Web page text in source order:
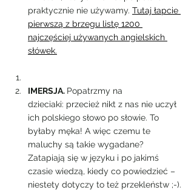
praktycznie nie używamy. Tutaj łapcie
pierwszą z brzegu listę 1200
najczęściej używanych angielskich
słówek.
IMERSJA. Popatrzmy na
dzieciaki: przecież nikt z nas nie uczył
ich polskiego słowo po słowie. To
byłaby męka! A więc czemu te
maluchy są takie wygadane?
Zatapiają się w języku i po jakimś
czasie wiedzą, kiedy co powiedzieć –
niestety dotyczy to też przekleństw ;-).